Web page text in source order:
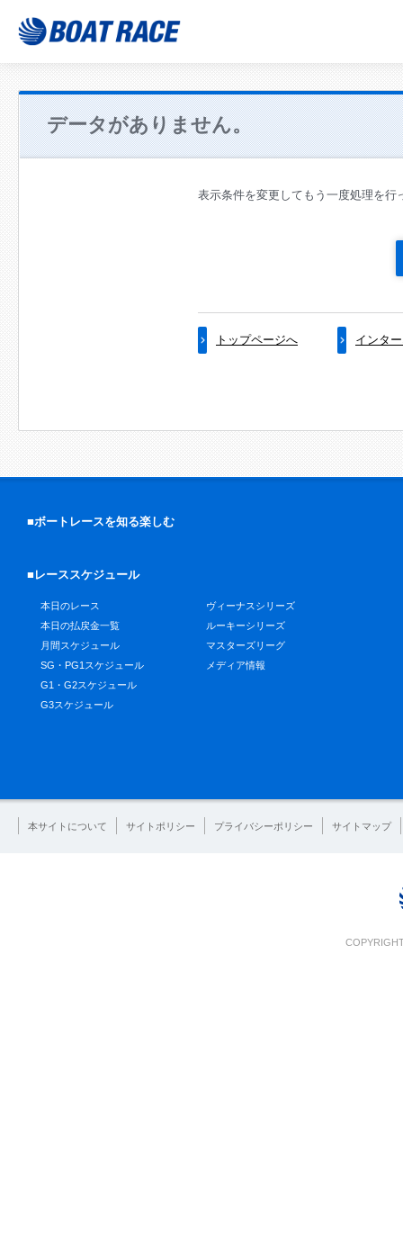
データがありません。
表示条件を変更してもう一度処理を行
トップページへ インタ
■ボートレースを知る楽しむ
■レーススケジュール
本日のレース
本日の払戻金一覧
月間スケジュール
SG・PG1スケジュール
G1・G2スケジュール
G3スケジュール
ヴィーナスシリーズ
ルーキーシリーズ
マスターズリーグ
メディア情報
本サイトについて サイトポリシー プライバシーポリシー サイトマップ